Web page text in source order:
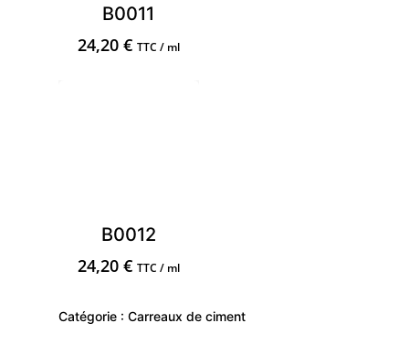
B0011
24,20 € TTC / ml
B0012
24,20 € TTC / ml
Catégorie : Carreaux de ciment